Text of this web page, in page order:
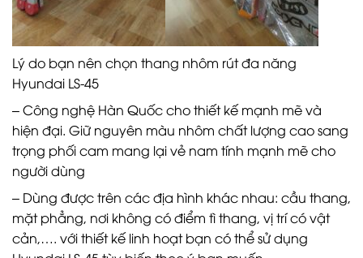
Lý do bạn nên chọn thang nhôm rút đa năng
Hyundai LS-45
– Công nghệ Hàn Quốc cho thiết kế mạnh mẽ và
hiện đại. Giữ nguyên màu nhôm chất lượng cao sang
trọng phối cam mang lại vẻ nam tính mạnh mẽ cho
người dùng
– Dùng được trên các địa hình khác nhau: cầu thang,
mặt phẳng, nơi không có điểm tì thang, vị trí có vật
cản,…. với thiết kế linh hoạt bạn có thể sử dụng